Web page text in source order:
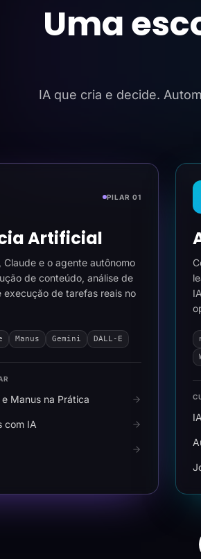
Uma
IA que cria e decide.
PILAR 01
Artificial
Claude e o agente autônomo
de conteúdo, análise de
execução de tarefas reais no
Manus Gemini DALL-E
Manus na Prática
com IA